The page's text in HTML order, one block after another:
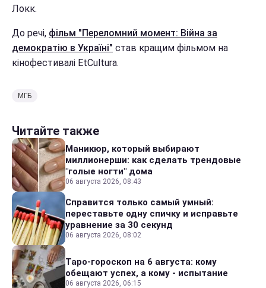
Локк.
До речі, фільм "Переломний момент: Війна за
демократію в Україні" став кращим фільмом на
кінофестивалі EtCultura.
МГБ
Читайте также
Маникюр, который выбирают
миллионерши: как сделать трендовые
"голые ногти" дома
06 августа 2026, 08:43
Справится только самый умный:
переставьте одну спичку и исправьте
уравнение за 30 секунд
06 августа 2026, 08:02
Таро-гороскоп на 6 августа: кому
обещают успех, а кому - испытание
06 августа 2026, 06:15